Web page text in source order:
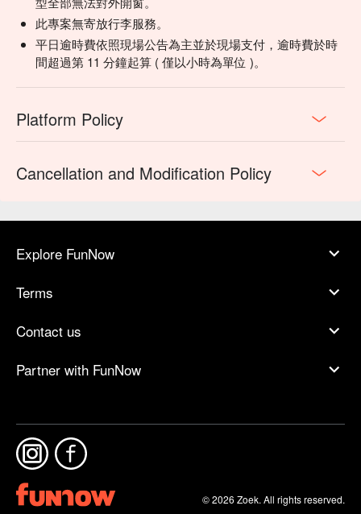
此專案無寄放行李服務。
平日逾時費依照現場公告為主並於現場支付，逾時費於時
間超過第 11 分鐘起算 ( 僅以小時為單位 )。
Platform Policy
Cancellation and Modification Policy
Explore FunNow
Terms
Contact us
Partner with FunNow
© 2026 Zoek. All rights reserved.